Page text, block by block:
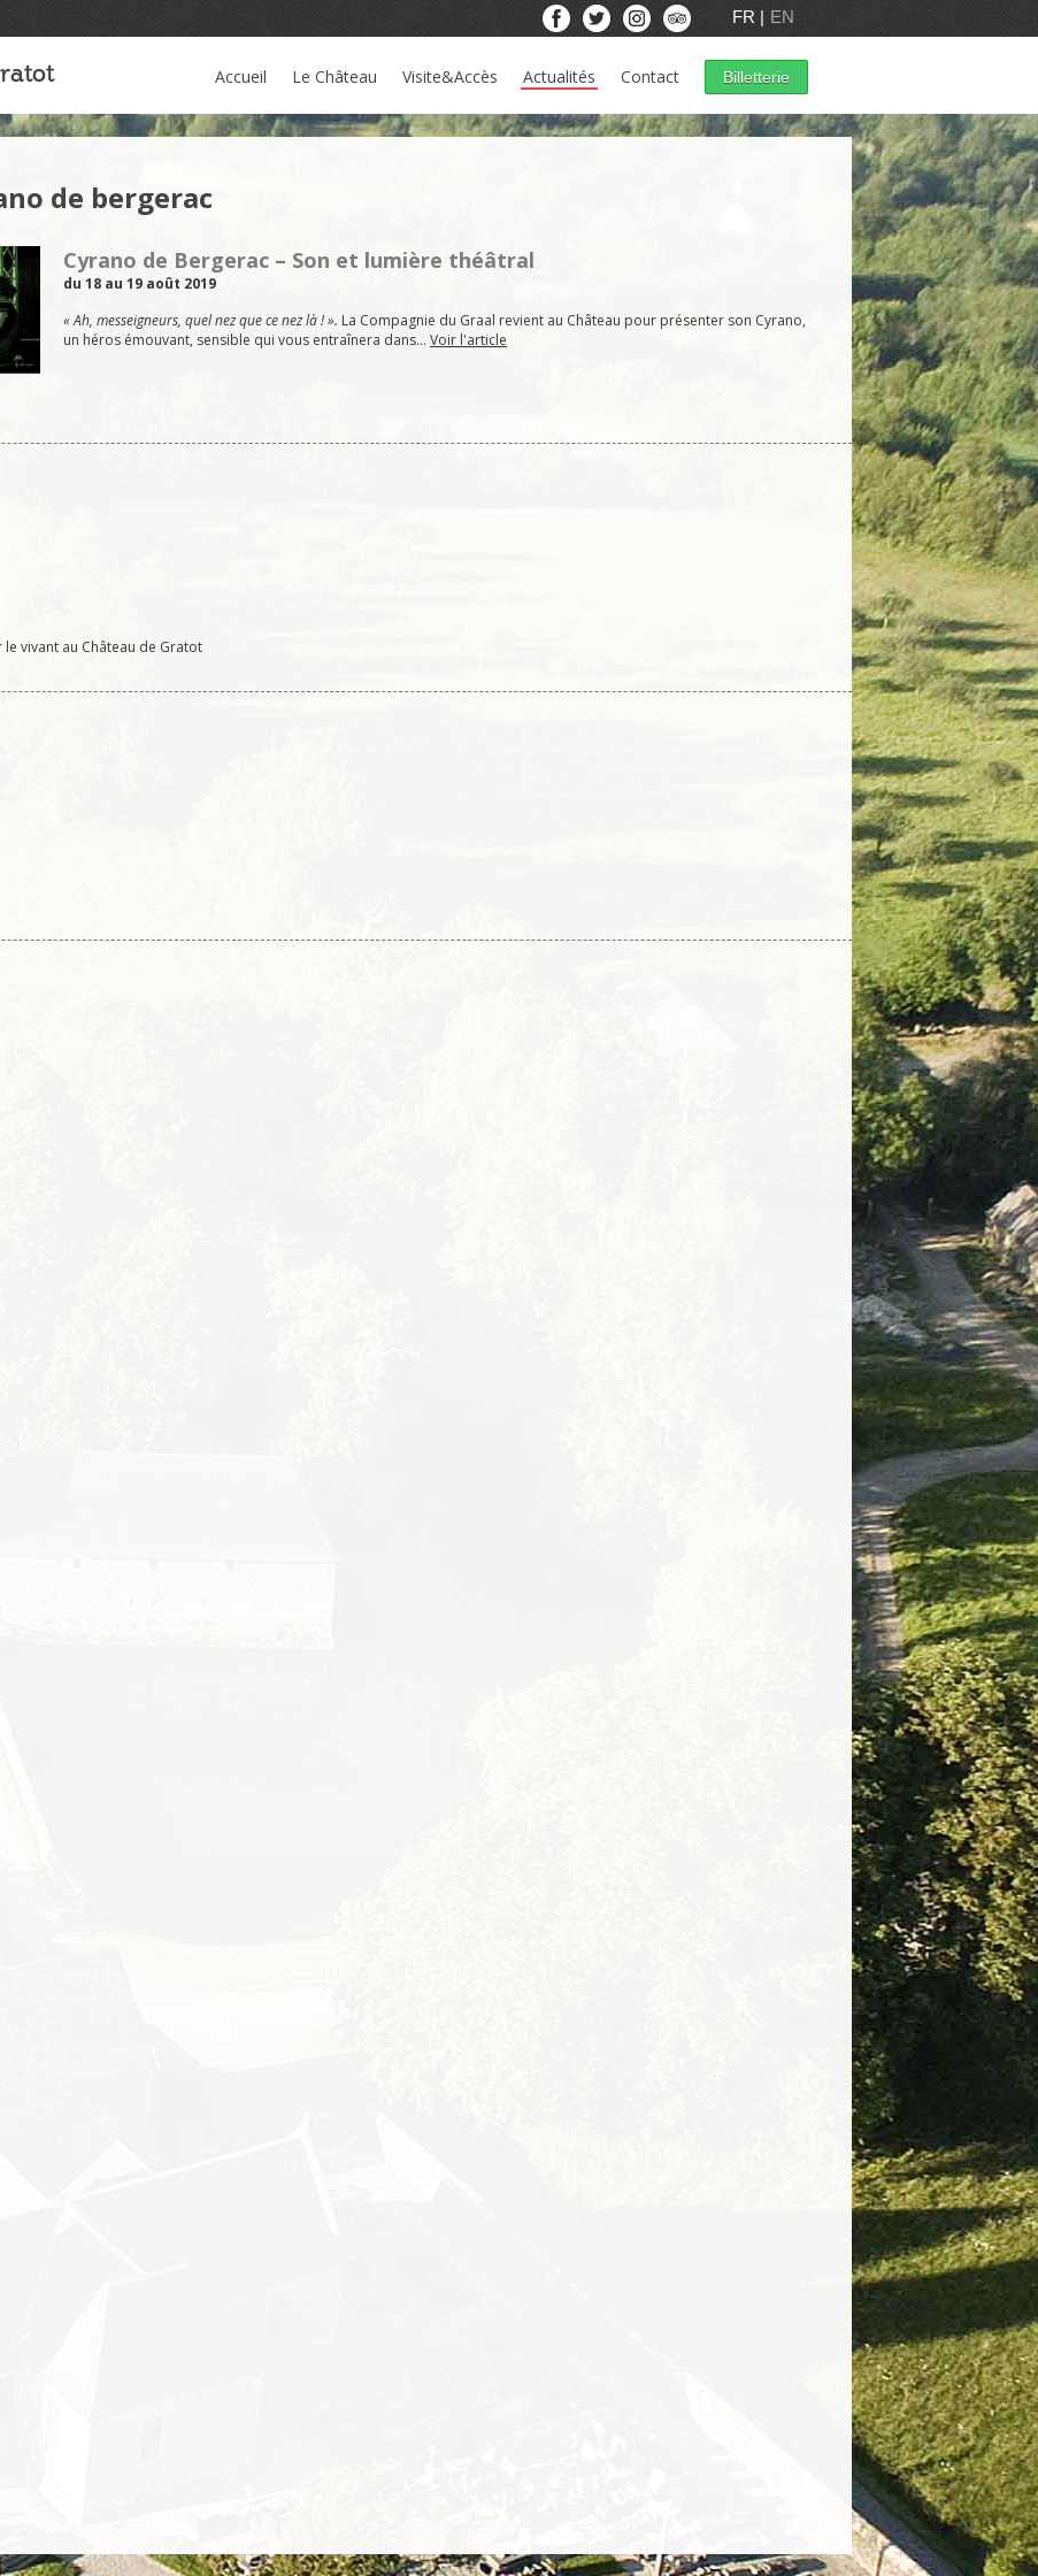
FR EN
Accueil Le Château Visite&Accès Actualités Contact Billetterie
de bergerac
Cyrano de Bergerac – Son et lumière théâtral
du 18 au 19 août 2019
« Ah, messeigneurs, quel nez que ce nez là ! ». La Compagnie du Graal revient au Château pour présenter son Cyrano,
un héros émouvant, sensible qui vous entraînera dans… Voir l'article
vivant au Château de Gratot